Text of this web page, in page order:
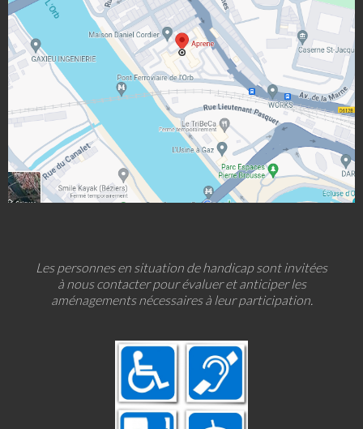
Les personnes en situation de handicap sont invitées
à nous contacter pour évaluer et anticiper les
aménagements nécessaires à leur participation.